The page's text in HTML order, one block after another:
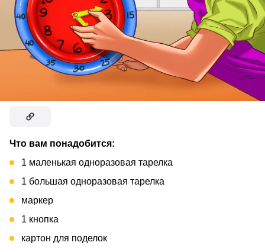
Что вам понадобится:
1 маленькая одноразовая тарелка
1 большая одноразовая тарелка
маркер
1 кнопка
картон для поделок